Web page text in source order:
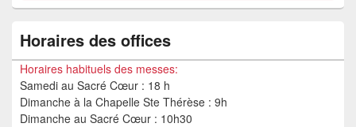
Horaires des offices
Horaires habituels des messes:
Samedi au Sacré Cœur : 18 h
Dimanche à la Chapelle Ste Thérèse : 9h
Dimanche au Sacré Cœur : 10h30